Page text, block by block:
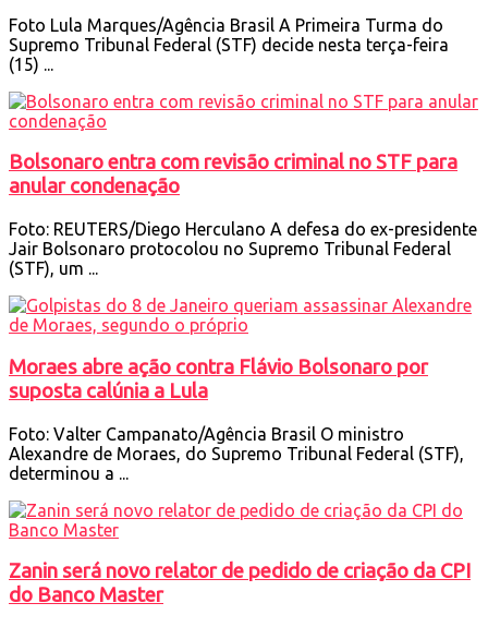
Foto Lula Marques/Agência Brasil A Primeira Turma do
Supremo Tribunal Federal (STF) decide nesta terça-feira
(15) ...
Bolsonaro entra com revisão criminal no STF para
anular condenação
Foto: REUTERS/Diego Herculano A defesa do ex-presidente
Jair Bolsonaro protocolou no Supremo Tribunal Federal
(STF), um ...
Moraes abre ação contra Flávio Bolsonaro por
suposta calúnia a Lula
Foto: Valter Campanato/Agência Brasil O ministro
Alexandre de Moraes, do Supremo Tribunal Federal (STF),
determinou a ...
Zanin será novo relator de pedido de criação da CPI
do Banco Master